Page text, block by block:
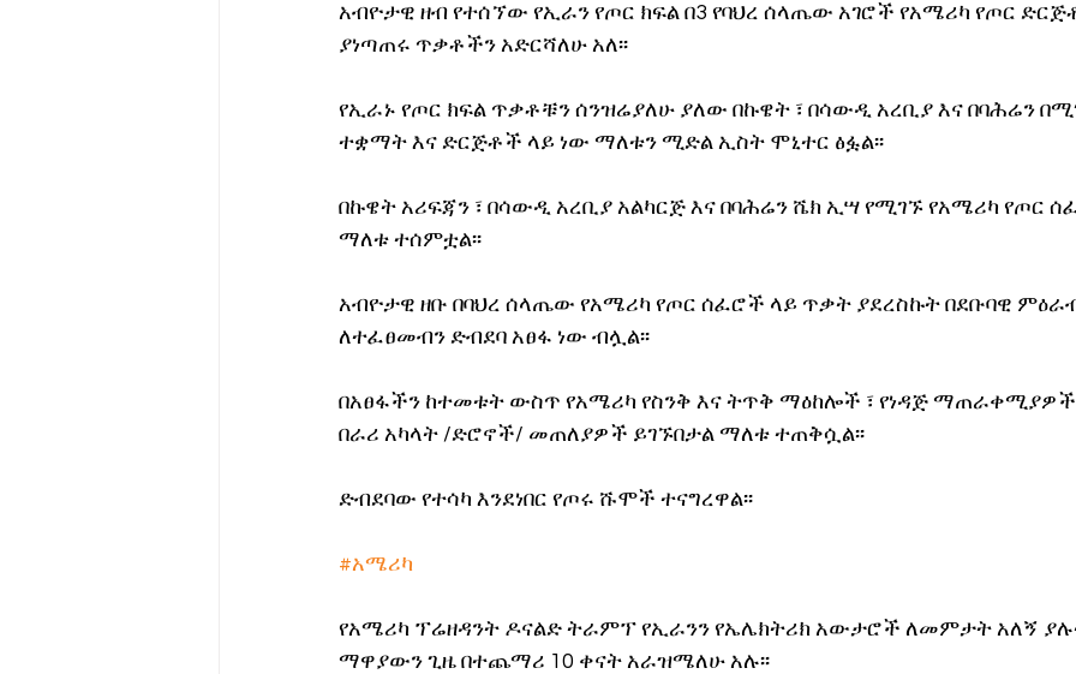
አብዮታዊ ዘብ የተሰኘው የኢራን የጦር ክፍል በ3 የባህረ ሰላጤው አገሮች የአሜሪካ የጦር
ያነጣጠሩ ጥቃቶችን አድርሻለሁ አለ፡፡
የኢራኑ የጦር ክፍል ጥቃቶቹን ሰንዝሬያለሁ ያለው በኩዌት ፣ በሳውዲ አረቢያ እና በባሕሬን
ተቋማት እና ድርጅቶች ላይ ነው ማለቱን ሚድል ኢስት ሞኒተር ፅፏል፡፡
በኩዌት አሪፍጃን ፣ በሳውዲ አረቢያ አልካርጅ እና በባሕሬን ሼክ ኢሣ የሚገኙ የአሜሪካ የጦር
ማለቱ ተሰምቷል፡፡
አብዮታዊ ዘቡ በባህረ ሰላጤው የአሜሪካ የጦር ሰፈሮች ላይ ጥቃት ያደረስኩት በደቡባዊ
ለተፈፀመብን ድብደባ አፀፋ ነው ብሏል፡፡
በአፀፋችን ከተመቱት ውስጥ የአሜሪካ የስንቅ እና ትጥቅ ማዕከሎች ፣ የነዳጅ ማጠራቀሚያዎች
በራሪ አካላት /ድሮኖች/ መጠለያዎች ይገኙበታል ማለቱ ተጠቅሷል፡፡
ድብደባው የተሳካ እንደነበር የጦሩ ሹሞች ተናግረዋል፡፡
#አሜሪካ
የአሜሪካ ፕሬዘዳንት ዶናልድ ትራምፕ የኢራንን የኤሌክትሪክ አውታሮች ለመምታት አለኝ
ማዋያውን ጊዜ በተጨማሪ 10 ቀናት አራዝሜለሁ አሉ፡፡